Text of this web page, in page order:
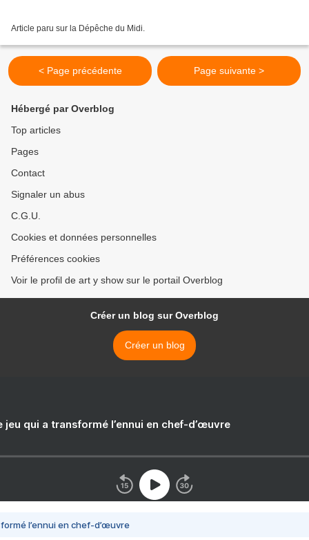
Article paru sur la Dépêche du Midi.
< Page précédente Page suivante >
Hébergé par Overblog
Top articles
Pages
Contact
Signaler un abus
C.G.U.
Cookies et données personnelles
Préférences cookies
Voir le profil de art y show sur le portail Overblog
Créer un blog sur Overblog
Créer un blog
jeu qui a transformé l’ennui en chef-d’œuvre
l’ennui en chef-d’œuvre